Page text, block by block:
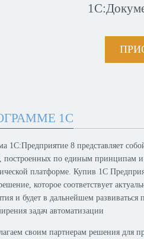
1С
1С:Предприятие 8 представляет
построенных по единым принципам
платформе. Купив 1С
которое соответствует
и будет в дальнейшем развиваться
задач автоматизации
своим партнерам решения для